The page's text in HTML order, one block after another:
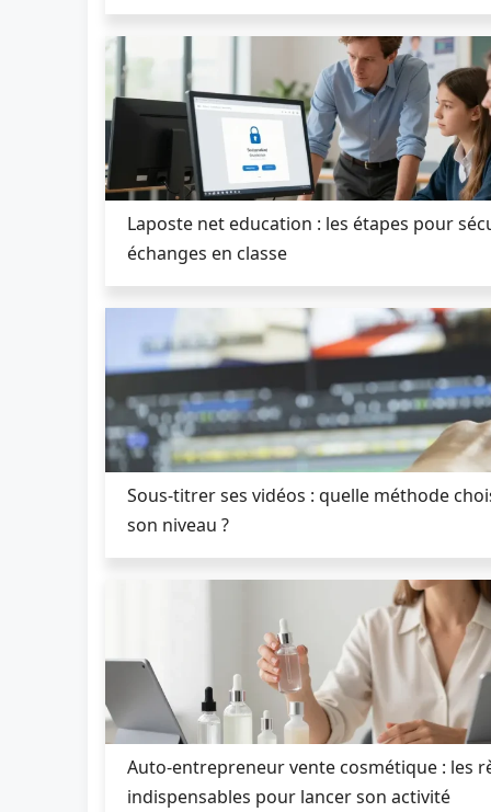
Laposte net education : les étapes pour
échanges en classe
Sous-titrer ses vidéos : quelle méthode
son niveau ?
Auto-entrepreneur vente cosmétique : les
indispensables pour lancer son activité